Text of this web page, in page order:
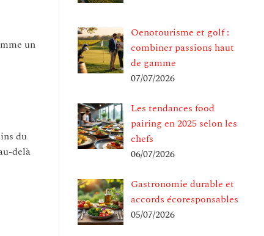
un
du
delà
Oenotourisme et golf :
combiner passions haut
de gamme
07/07/2026
Les tendances food
pairing en 2025 selon les
chefs
06/07/2026
Gastronomie durable et
accords écoresponsables
05/07/2026